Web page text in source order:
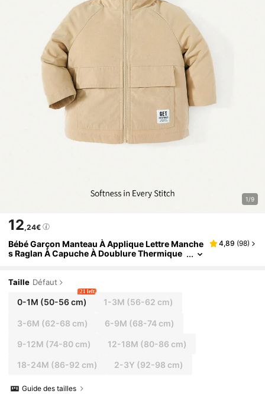
1/9
12,24€
Bébé Garçon Manteau À Applique Lettre Manche
s Raglan À Capuche À Doublure Thermique
4,89 (98)
Taille Défaut
0-1M (50-56 cm)
21 left
1-3M (56-62 cm)
3-6M (62-68 cm) 6-9M (68-74 cm)
9-12M (74-80 cm) 12-18M (80-86 cm)
18-24M (86-92 cm) 2-3Y (92-98 cm)
Guide des tailles